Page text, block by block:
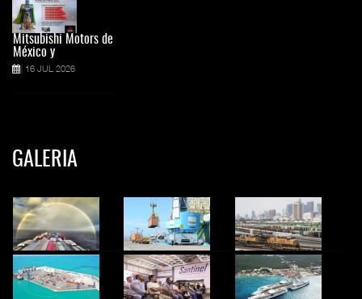
Mitsubishi Motors de
México y
16 JUL 2026
GALERIA